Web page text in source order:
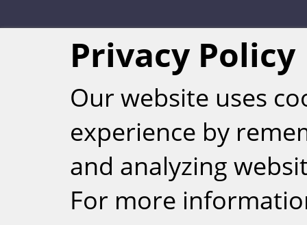
Weizmann
Privacy Policy
Our website uses
experience by
and analyzing
For more